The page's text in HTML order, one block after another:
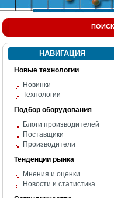
ПОИСК
НАВИГАЦИЯ
Новые технологии
Новинки
Технологии
Подбор оборудования
Блоги производителей
Поставщики
Производители
Тенденции рынка
Мнения и оценки
Новости и статистика